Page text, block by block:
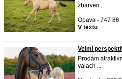
zbarven ...
Opava - 747 86
V textu
Velmi
Prodám
valach ...